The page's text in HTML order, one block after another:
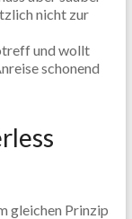
nicht zur
und wollt
schonend
gleichen Prinzip